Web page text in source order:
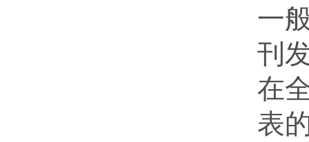
一
刊
在
表